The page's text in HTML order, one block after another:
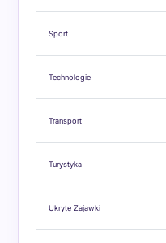
Sport
Technologie
Transport
Turystyka
Ukryte Zajawki